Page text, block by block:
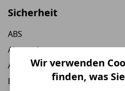
Sicherheit
ABS
Abstandstempomat
ASR
Beifahrer-Airbag
Wir verwenden
finden, was